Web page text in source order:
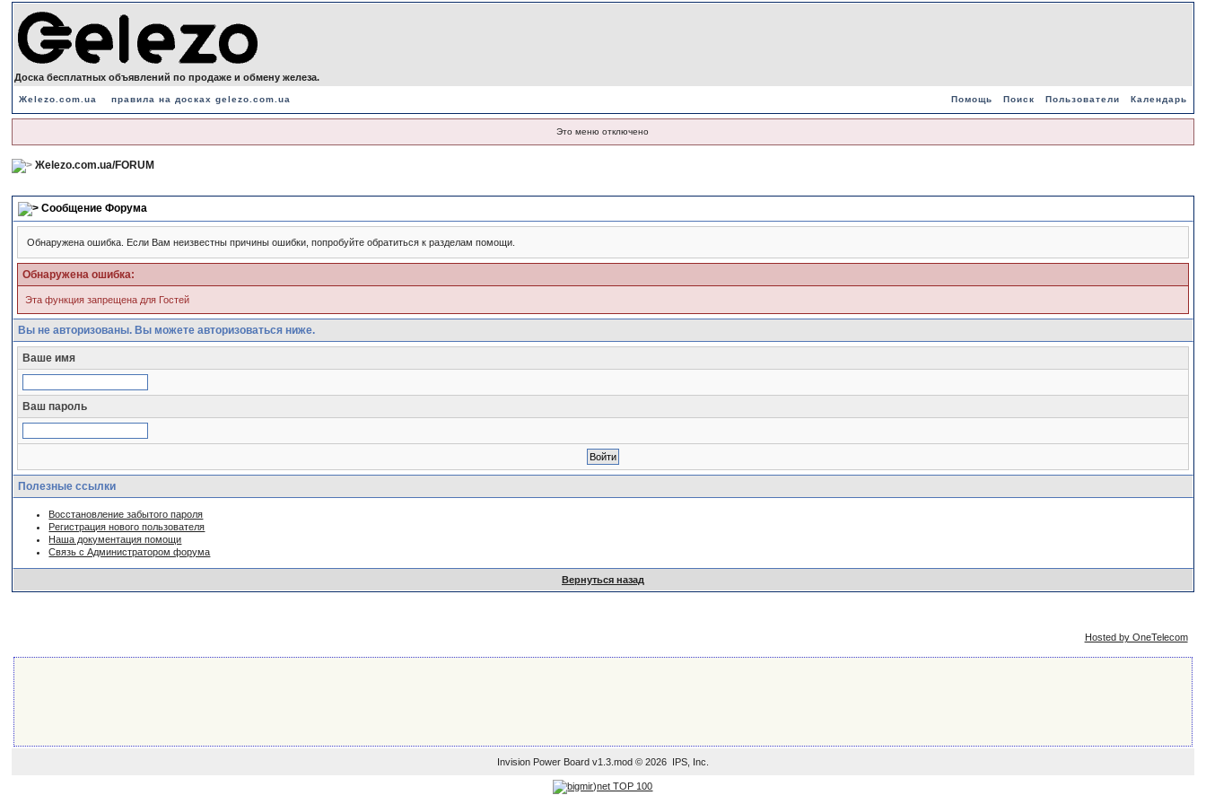
Доска бесплатных объявлений по продаже и обмену железа.
Жelezo.com.ua правила на досках gelezo.com.ua Помощь Поиск Пользователи Календарь
Это меню отключено
Жelezo.com.ua/FORUM
Сообщение Форума
Обнаружена ошибка. Если Вам неизвестны причины ошибки, попробуйте обратиться к разделам помощи.
Обнаружена ошибка:
Эта функция запрещена для Гостей
Вы не авторизованы. Вы можете авторизоваться ниже.
Ваше имя
Ваш пароль
Полезные ссылки
Восстановление забытого пароля
Регистрация нового пользователя
Наша документация помощи
Связь с Администратором форума
Вернуться назад
Hosted by OneTelecom
Invision Power Boardv1.3.mod © 2026 IPS, Inc.